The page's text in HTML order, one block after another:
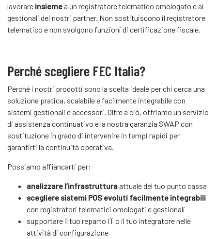
lavorare insieme a un registratore telematico omologato e ai
gestionali dei nostri partner. Non sostituiscono il registratore
telematico e non svolgono funzioni di certificazione fiscale.
Perché scegliere FEC Italia?
Perché i nostri prodotti sono la scelta ideale per chi cerca una
soluzione pratica, scalabile e facilmente integrabile con
sistemi gestionali e accessori. Oltre a ciò, offriamo un servizio
di assistenza continuativo e la nostra garanzia SWAP con
sostituzione in grado di intervenire in tempi rapidi per
garantirti la continuità operativa.
Possiamo affiancarti per:
analizzare l’infrastruttura attuale del tuo punto cassa
scegliere sistemi POS evoluti facilmente integrabili
con registratori telematici omologati e gestionali
supportare il tuo reparto IT o il tuo integratore nelle
attività di configurazione